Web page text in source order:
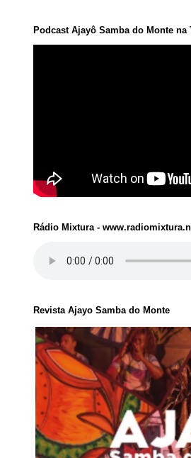
Podcast Ajayô Samba do Monte
Rádio Mixtura -
Revista Ajayo Samba do Monte